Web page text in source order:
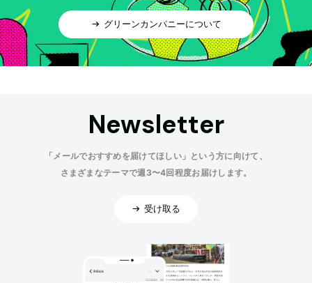
グリーンカンパニーについて
Newsletter
「メールでおすすめを届けてほしい」という方に向けて、
さまざまなテーマで週3〜4回程度お届けします。
受け取る